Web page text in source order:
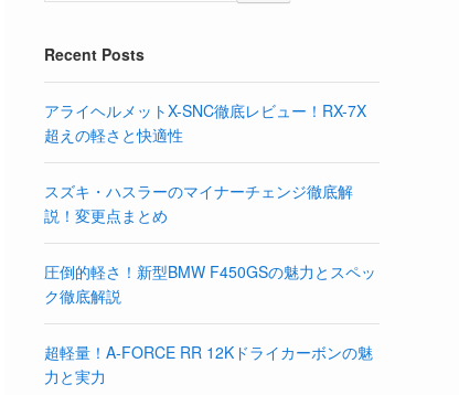
Recent Posts
アライヘルメットX-SNC徹底レビュー！RX-7X
超えの軽さと快適性
スズキ・ハスラーのマイナーチェンジ徹底解
説！変更点まとめ
圧倒的軽さ！新型BMW F450GSの魅力とスペッ
ク徹底解説
超軽量！A-FORCE RR 12Kドライカーボンの魅
力と実力